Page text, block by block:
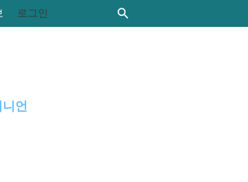
로그인
검
색
언